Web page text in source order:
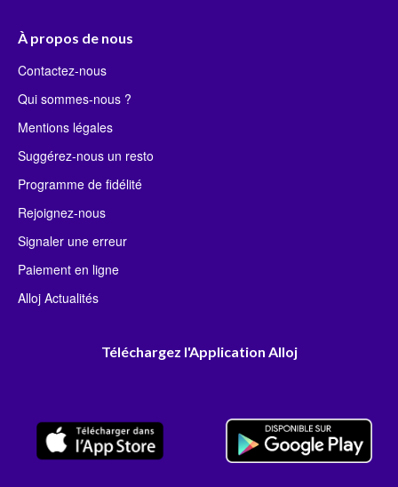
À propos de nous
Contactez-nous
Qui sommes-nous ?
Mentions légales
Suggérez-nous un resto
Programme de fidélité
Rejoignez-nous
Signaler une erreur
Paiement en ligne
Alloj Actualités
Téléchargez l'Application Alloj